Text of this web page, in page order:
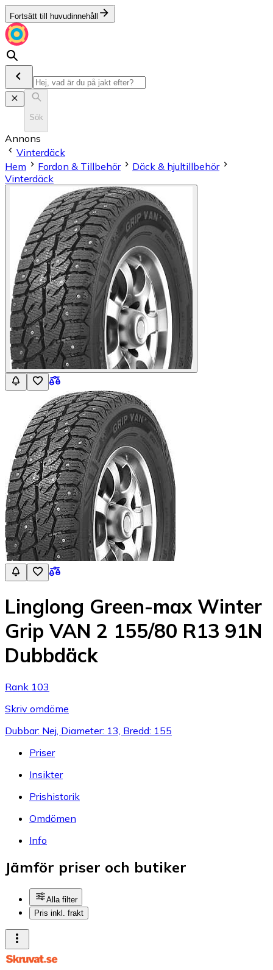
Fortsätt till huvudinnehåll
Sök
Annons
Vinterdäck
Hem
Fordon & Tillbehör
Däck & hjultillbehör
Vinterdäck
Linglong Green-max Winter
Grip VAN 2 155/80 R13 91N
Dubbdäck
Rank 103
Skriv omdöme
Dubbar: Nej, Diameter: 13, Bredd: 155
Priser
Insikter
Prishistorik
Omdömen
Info
Jämför priser och butiker
Alla filter
Pris inkl. frakt